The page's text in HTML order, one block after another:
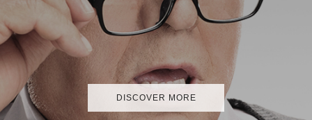
DISCOVER MORE